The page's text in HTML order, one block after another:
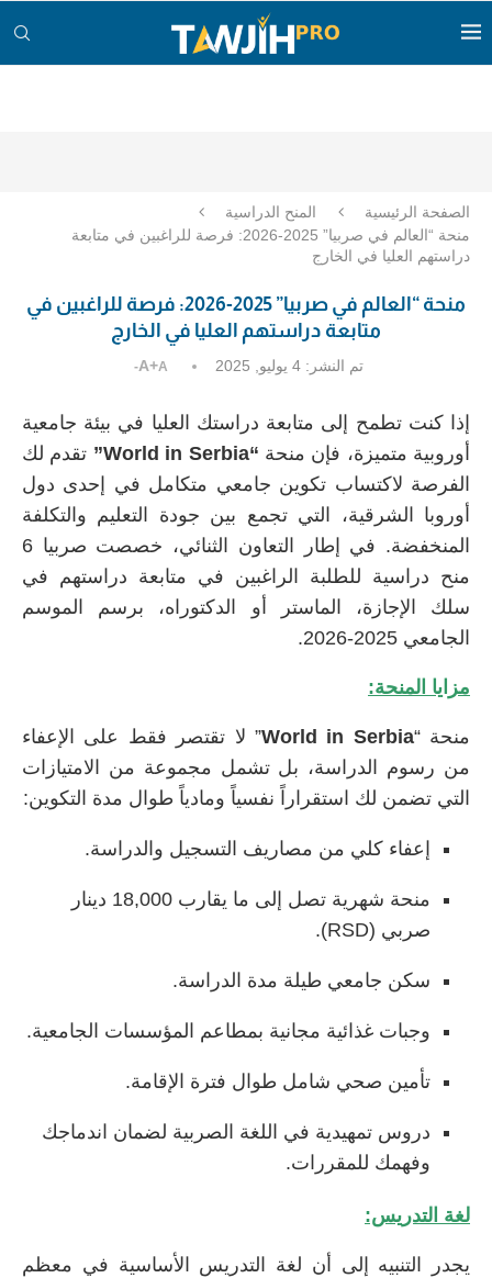
الصفحة الرئيسية
المنح الدراسية
منحة “العالم في صربيا” 2025-2026: فرصة للراغبين في متابعة
دراستهم العليا في الخارج
منحة “العالم في صربيا” 2025-2026: فرصة للراغبين في
متابعة دراستهم العليا في الخارج
تم النشر: A+A-
إذا كنت تطمح إلى متابعة دراستك العليا في بيئة جامعية
أوروبية متميزة، فإن منحة “World in Serbia”
تقدم لك
الفرصة لاكتساب تكوين جامعي متكامل في إحدى دول
أوروبا الشرقية، التي تجمع بين جودة التعليم والتكلفة
المنخفضة. في إطار التعاون الثنائي، خصصت صربيا 6
منح دراسية للطلبة الراغبين في متابعة دراستهم في
سلك الإجازة، الماستر أو الدكتوراه، برسم الموسم
الجامعي 2025-2026.
مزايا المنحة:
منحة “World in Serbia” لا تقتصر فقط على الإعفاء
من رسوم الدراسة، بل تشمل مجموعة من الامتيازات
التي تضمن لك استقراراً نفسياً ومادياً طوال مدة التكوين:
إعفاء كلي من مصاريف التسجيل والدراسة.
منحة شهرية تصل إلى ما يقارب 18,000 دينار
صربي (RSD).
سكن جامعي طيلة مدة الدراسة.
وجبات غذائية مجانية بمطاعم المؤسسات الجامعية.
تأمين صحي شامل طوال فترة الإقامة.
دروس تمهيدية في اللغة الصربية لضمان اندماجك
وفهمك للمقررات.
لغة التدريس:
يجدر التنبيه إلى أن لغة التدريس الأساسية في معظم